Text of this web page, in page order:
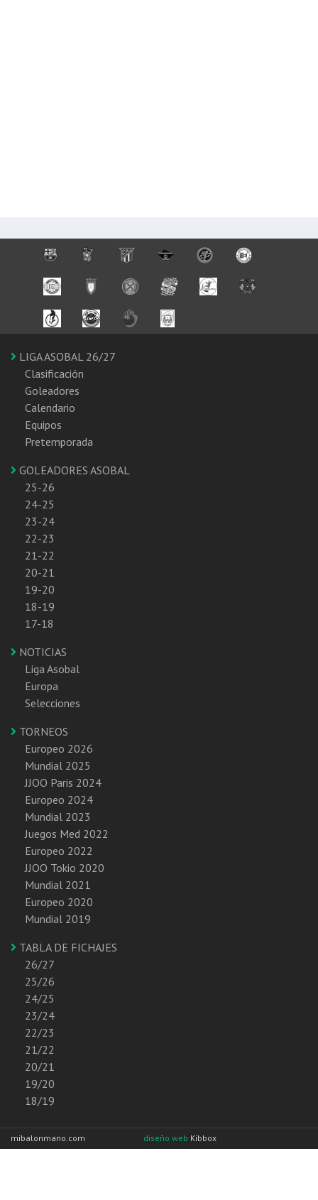
LIGA ASOBAL 26/27
Clasificación
Goleadores
Calendario
Equipos
Pretemporada
GOLEADORES ASOBAL
25-26
24-25
23-24
22-23
21-22
20-21
19-20
18-19
17-18
NOTICIAS
Liga Asobal
Europa
Selecciones
TORNEOS
Europeo 2026
Mundial 2025
JJOO Paris 2024
Europeo 2024
Mundial 2023
Juegos Med 2022
Europeo 2022
JJOO Tokio 2020
Mundial 2021
Europeo 2020
Mundial 2019
TABLA DE FICHAJES
26/27
25/26
24/25
23/24
22/23
21/22
20/21
19/20
18/19
mibalonmano.com diseño web Kibbox